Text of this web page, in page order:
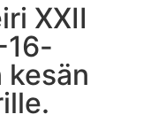
XXII
16-